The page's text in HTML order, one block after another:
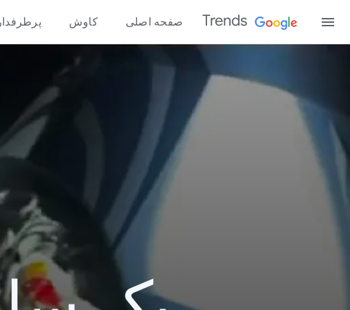
Trends صفحه اصلی کاوش